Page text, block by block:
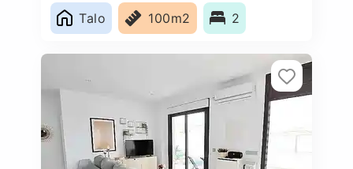
Talo
100m2 2